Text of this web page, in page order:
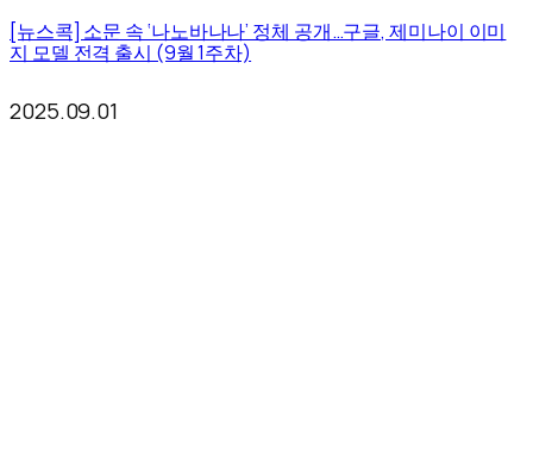
[뉴스콕] 소문 속 ‘나노바나나’ 정체 공개…구글, 제미나이 이미
지 모델 전격 출시 (9월 1주차)
2025.09.01